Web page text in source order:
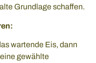
Grundlage schaffen.
wartende Eis, dann
gewählte